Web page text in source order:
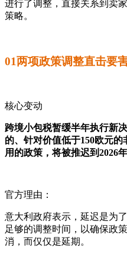
进行了调整，直接关系到卖
策略。
01两项政策调整直击要
核心变动
跨境小包税暂缓半年执行新
的、针对价值低于150欧元
用的政策，将被推迟到2026
官方理由：
意大利政府表示，延迟是为
足够的调整时间，以确保政
消，而仅仅是延期。